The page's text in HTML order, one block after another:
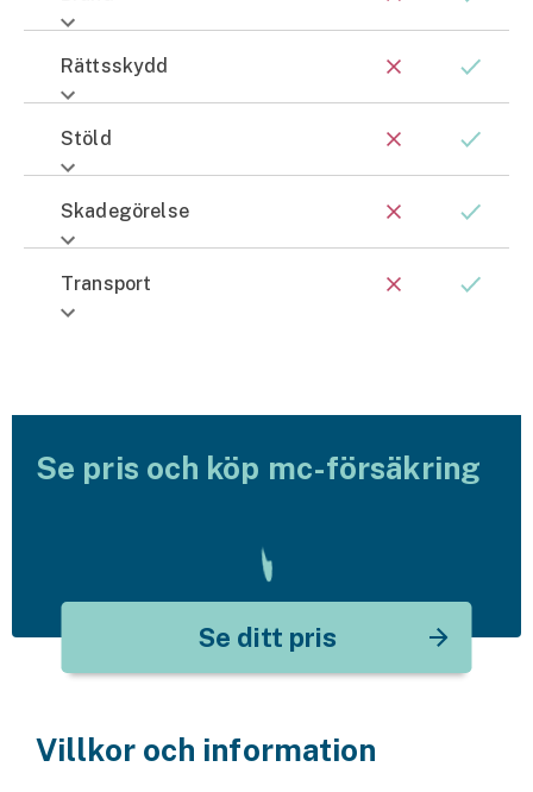
Fritidshusförsäkring
Företag
Företagsförsäkring
Släpvagnsförsäkring
För förmedlare
Kommunolycksfall
Försäkring via förmedlare
Rättsskydd
Stöld
Skadegörelse
Transport
Se pris och köp mc-försäkring
Se ditt pris
Villkor och information